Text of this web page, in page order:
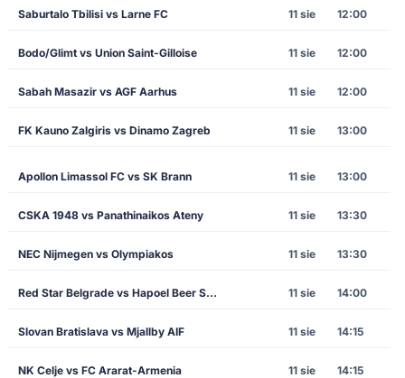
Saburtalo Tbilisi vs Larne FC 11 sie 12:00
Bodo/Glimt vs Union Saint-Gilloise 11 sie 12:00
Sabah Masazir vs AGF Aarhus 11 sie 12:00
FK Kauno Zalgiris vs Dinamo Zagreb 11 sie 13:00
Apollon Limassol FC vs SK Brann 11 sie 13:00
CSKA 1948 vs Panathinaikos Ateny 11 sie 13:30
NEC Nijmegen vs Olympiakos 11 sie 13:30
Red Star Belgrade vs Hapoel Beer Sheva 11 sie 14:00
Slovan Bratislava vs Mjallby AIF 11 sie 14:15
NK Celje vs FC Ararat-Armenia 11 sie 14:15